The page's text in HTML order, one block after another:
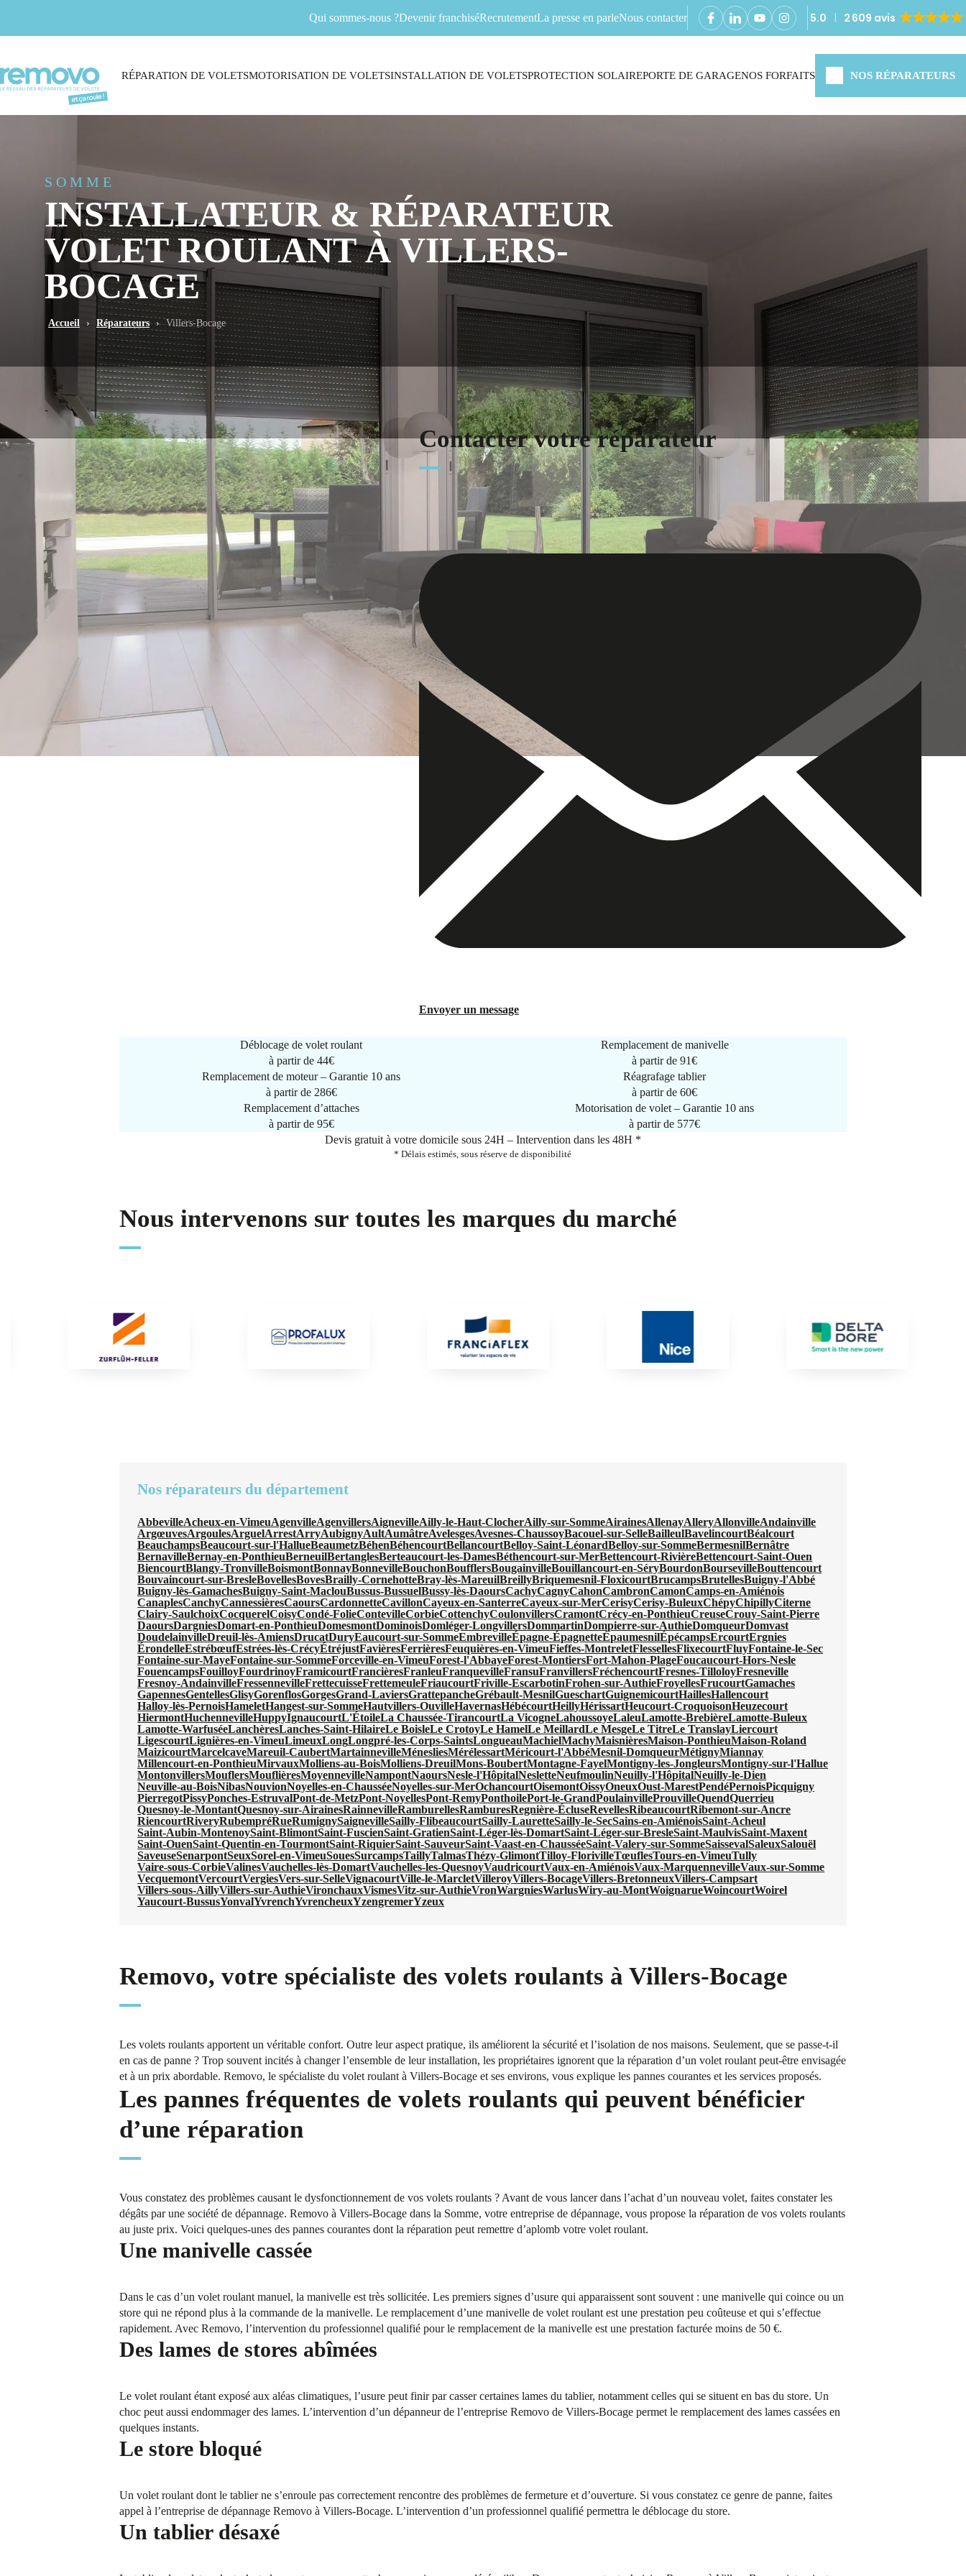
Qui sommes-nous ?Devenir franchiséRecrutementLa presse en parleNous contacter 5.0 2 609 avis
RÉPARATION DE VOLETSMOTORISATION DE VOLETSINSTALLATION DE VOLETSPROTECTION SOLAIREPORTE DE GARAGENOS FORFAITS NOS RÉPARATEURS
SOMME
INSTALLATEUR & RÉPARATEUR
VOLET ROULANT À VILLERS-
BOCAGE
Accueil › Réparateurs › Villers-Bocage
-
Contacter votre réparateur
Envoyer un message
Déblocage de volet roulant
à partir de 44€
Remplacement de manivelle
à partir de91€
Remplacement de moteur – Garantie 10 ans
à partir de 286€
Réagrafage tablier
à partir de60€
Remplacement d’attaches
à partir de 95€
Motorisation de volet – Garantie 10 ans
à partir de 577€
Devis gratuit à votre domicile sous 24H – Intervention dans les 48H *
* Délais estimés, sous réserve de disponibilité
Nous intervenons sur toutes les marques du marché
Nos réparateurs du département
AbbevilleAcheux-en-VimeuAgenvilleAgenvillersAignevilleAilly-le-Haut-ClocherAilly-sur-SommeAirainesAllenayAlleryAllonvilleAndainville
ArgœuvesArgoulesArguelArrestArryAubignyAultAumâtreAvelesgesAvesnes-ChaussoyBacouel-sur-SelleBailleulBavelincourtBéalcourt
BeauchampsBeaucourt-sur-l'HallueBeaumetzBéhenBéhencourtBellancourtBelloy-Saint-LéonardBelloy-sur-SommeBermesnilBernâtre
BernavilleBernay-en-PonthieuBerneuilBertanglesBerteaucourt-les-DamesBéthencourt-sur-MerBettencourt-RivièreBettencourt-Saint-Ouen
BiencourtBlangy-TronvilleBoismontBonnayBonnevilleBouchonBoufflersBougainvilleBouillancourt-en-SéryBourdonBoursevilleBouttencourt
Bouvaincourt-sur-BresleBovellesBovesBrailly-CornehotteBray-lès-MareuilBreillyBriquemesnil-FloxicourtBrucampsBrutellesBuigny-l'Abbé
Buigny-lès-GamachesBuigny-Saint-MaclouBussus-BussuelBussy-lès-DaoursCachyCagnyCahonCambronCamonCamps-en-Amiénois
CanaplesCanchyCannessièresCaoursCardonnetteCavillonCayeux-en-SanterreCayeux-sur-MerCerisyCerisy-BuleuxChépyChipillyCiterne
Clairy-SaulchoixCocquerelCoisyCondé-FolieContevilleCorbieCottenchyCoulonvillersCramontCrécy-en-PonthieuCreuseCrouy-Saint-Pierre
DaoursDargniesDomart-en-PonthieuDomesmontDominoisDomléger-LongvillersDommartinDompierre-sur-AuthieDomqueurDomvast
DoudelainvilleDreuil-lès-AmiensDrucatDuryEaucourt-sur-SommeEmbrevilleÉpagne-ÉpagnetteÉpaumesnilÉpécampsErcourtErgnies
ÉrondelleEstrébœufEstrées-lès-CrécyÉtréjustFavièresFerrièresFeuquières-en-VimeuFieffes-MontreletFlessellesFlixecourtFluyFontaine-le-Sec
Fontaine-sur-MayeFontaine-sur-SommeForceville-en-VimeuForest-l'AbbayeForest-MontiersFort-Mahon-PlageFoucaucourt-Hors-Nesle
FouencampsFouilloyFourdrinoyFramicourtFrancièresFranleuFranquevilleFransuFranvillersFréchencourtFresnes-TilloloyFresneville
Fresnoy-AndainvilleFressennevilleFrettecuisseFrettemeuleFriaucourtFriville-EscarbotinFrohen-sur-AuthieFroyellesFrucourtGamaches
GapennesGentellesGlisyGorenflosGorgesGrand-LaviersGrattepancheGrébault-MesnilGueschartGuignemicourtHaillesHallencourt
Halloy-lès-PernoisHameletHangest-sur-SommeHautvillers-OuvilleHavernasHébécourtHeillyHérissartHeucourt-CroquoisonHeuzecourt
HiermontHuchennevilleHuppyIgnaucourtL'ÉtoileLa Chaussée-TirancourtLa VicogneLahoussoyeLaleuLamotte-BrebièreLamotte-Buleux
Lamotte-WarfuséeLanchèresLanches-Saint-HilaireLe BoisleLe CrotoyLe HamelLe MeillardLe MesgeLe TitreLe TranslayLiercourt
LigescourtLignières-en-VimeuLimeuxLongLongpré-les-Corps-SaintsLongueauMachielMachyMaisnièresMaison-PonthieuMaison-Roland
MaizicourtMarcelcaveMareuil-CaubertMartainnevilleMénesliesMérélessartMéricourt-l'AbbéMesnil-DomqueurMétignyMiannay
Millencourt-en-PonthieuMirvauxMolliens-au-BoisMolliens-DreuilMons-BoubertMontagne-FayelMontigny-les-JongleursMontigny-sur-l'Hallue
MontonvillersMouflersMouflièresMoyennevilleNampontNaoursNesle-l'HôpitalNesletteNeufmoulinNeuilly-l'HôpitalNeuilly-le-Dien
Neuville-au-BoisNibasNouvionNoyelles-en-ChausséeNoyelles-sur-MerOchancourtOisemontOissyOneuxOust-MarestPendéPernoisPicquigny
PierregotPissyPonches-EstruvalPont-de-MetzPont-NoyellesPont-RemyPonthoilePort-le-GrandPoulainvilleProuvilleQuendQuerrieu
Quesnoy-le-MontantQuesnoy-sur-AirainesRainnevilleRamburellesRamburesRegnière-ÉcluseRevellesRibeaucourtRibemont-sur-Ancre
RiencourtRiveryRubempréRueRumignySaignevilleSailly-FlibeaucourtSailly-LauretteSailly-le-SecSains-en-AmiénoisSaint-Acheul
Saint-Aubin-MontenoySaint-BlimontSaint-FuscienSaint-GratienSaint-Léger-lès-DomartSaint-Léger-sur-BresleSaint-MaulvisSaint-Maxent
Saint-OuenSaint-Quentin-en-TourmontSaint-RiquierSaint-SauveurSaint-Vaast-en-ChausséeSaint-Valery-sur-SommeSaissevalSaleuxSalouël
SaveuseSenarpontSeuxSorel-en-VimeuSouesSurcampsTaillyTalmasThézy-GlimontTilloy-FlorivilleTœuflesTours-en-VimeuTully
Vaire-sous-CorbieValinesVauchelles-lès-DomartVauchelles-les-QuesnoyVaudricourtVaux-en-AmiénoisVaux-MarquennevilleVaux-sur-Somme
VecquemontVercourtVergiesVers-sur-SelleVignacourtVille-le-MarcletVilleroyVillers-BocageVillers-BretonneuxVillers-Campsart
Villers-sous-AillyVillers-sur-AuthieVironchauxVismesVitz-sur-AuthieVronWargniesWarlusWiry-au-MontWoignarueWoincourtWoirel
Yaucourt-BussusYonvalYvrenchYvrencheuxYzengremerYzeux
Removo, votre spécialiste des volets roulants à Villers-Bocage
Les volets roulants apportent un véritable confort. Outre leur aspect pratique, ils améliorent la sécurité et l’isolation de nos maisons. Seulement, que se passe-t-il
en cas de panne ? Trop souvent incités à changer l’ensemble de leur installation, les propriétaires ignorent que la réparation d’un volet roulant peut-être envisagée
et à un prix abordable. Removo, le spécialiste du volet roulant à Villers-Bocage et ses environs, vous explique les pannes courantes et les services proposés.
Les pannes fréquentes de volets roulants qui peuvent bénéficier
d’une réparation
Vous constatez des problèmes causant le dysfonctionnement de vos volets roulants ? Avant de vous lancer dans l’achat d’un nouveau volet, faites constater les
dégâts par une société de dépannage. Removo à Villers-Bocage dans la Somme, votre entreprise de dépannage, vous propose la réparation de vos volets roulants
au juste prix. Voici quelques-unes des pannes courantes dont la réparation peut remettre d’aplomb votre volet roulant.
Une manivelle cassée
Dans le cas d’un volet roulant manuel, la manivelle est très sollicitée. Les premiers signes d’usure qui apparaissent sont souvent : une manivelle qui coince ou un
store qui ne répond plus à la commande de la manivelle. Le remplacement d’une manivelle de volet roulant est une prestation peu coûteuse et qui s’effectue
rapidement. Avec Removo, l’intervention du professionnel qualifié pour le remplacement de la manivelle est une prestation facturée moins de 50 €.
Des lames de stores abîmées
Le volet roulant étant exposé aux aléas climatiques, l’usure peut finir par casser certaines lames du tablier, notamment celles qui se situent en bas du store. Un
choc peut aussi endommager des lames. L’intervention d’un dépanneur de l’entreprise Removo de Villers-Bocage permet le remplacement des lames cassées en
quelques instants.
Le store bloqué
Un volet roulant dont le tablier ne s’enroule pas correctement rencontre des problèmes de fermeture et d’ouverture. Si vous constatez ce genre de panne, faites
appel à l’entreprise de dépannage Removo à Villers-Bocage. L’intervention d’un professionnel qualifié permettra le déblocage du store.
Un tablier désaxé